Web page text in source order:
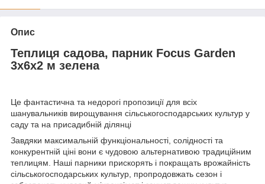
Опис
Теплиця садова, парник Focus Garden
3х6х2 м зелена
Це фантастична та недорогі пропозиції для всіх
шанувальників вирощування сільськогосподарських культур у
саду та на присадибній ділянці
Завдяки максимальній функціональності, солідності та
конкурентній ціні вони є чудовою альтернативою традиційним
теплицям. Наші парники прискорять і покращать врожайність
сільськогосподарських культур, пропродовжать сезон і